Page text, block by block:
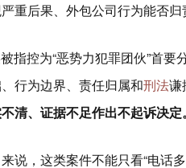
重后果、外包公司行为能否归
指控为“恶势力犯罪团伙”首要
行为边界、责任归属和刑法谦
清、证据不足作出不起诉决定。
说，这类案件不能只看“电话